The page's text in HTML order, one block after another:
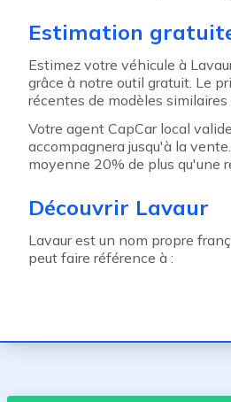
Estimation
Estimez votre véhicule à
grâce à notre outil gratuit. Le
récentes de modèles
Votre agent CapCar local
accompagnera jusqu'à la
moyenne 20% de plus qu'une
Découvrir Lavaur
Lavaur est un nom propre
peut faire référence à :